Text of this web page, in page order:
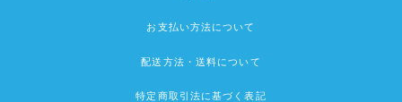
お支払い方法について
配送方法・送料について
特定商取引法に基づく表記